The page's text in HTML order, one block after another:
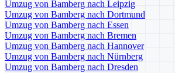
Umzug von Bamberg nach Leipzig
Umzug von Bamberg nach Dortmund
Umzug von Bamberg nach Essen
Umzug von Bamberg nach Bremen
Umzug von Bamberg nach Hannover
Umzug von Bamberg nach Nürnberg
Umzug von Bamberg nach Dresden